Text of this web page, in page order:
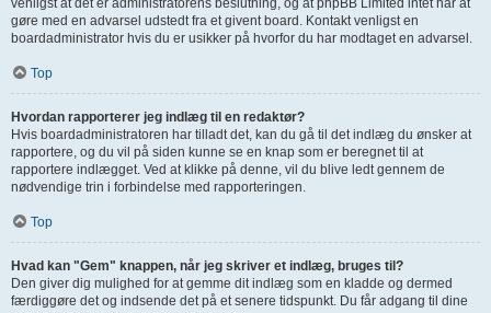
venligst at det er administratorens beslutning, og at phpBB Limited intet har at
gøre med en advarsel udstedt fra et givent board. Kontakt venligst en
boardadministrator hvis du er usikker på hvorfor du har modtaget en advarsel.
Top
Hvordan rapporterer jeg indlæg til en redaktør?
Hvis boardadministratoren har tilladt det, kan du gå til det indlæg du ønsker at
rapportere, og du vil på siden kunne se en knap som er beregnet til at
rapportere indlægget. Ved at klikke på denne, vil du blive ledt gennem de
nødvendige trin i forbindelse med rapporteringen.
Top
Hvad kan "Gem" knappen, når jeg skriver et indlæg, bruges til?
Den giver dig mulighed for at gemme dit indlæg som en kladde og dermed
færdiggøre det og indsende det på et senere tidspunkt. Du får adgang til dine